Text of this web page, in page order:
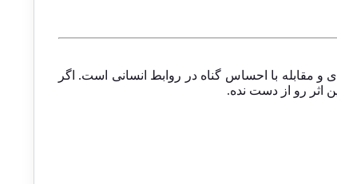
مقابله با احساس گناه در روابط انسانی است. اگر
اثر رو از دست نده.